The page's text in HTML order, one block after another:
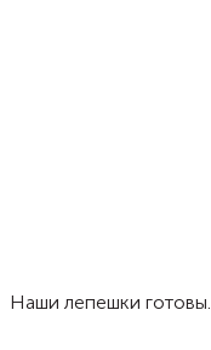
Наши лепешки готовы.